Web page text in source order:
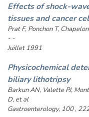
Effects of shock-
tissues and cancer
Prat F, Ponchon T,
- -
Juillet 1991
Physicochemical
biliary lithotripsy
Barkun AN, Valette PJ,
D, et al
Gastroenterology, 100 ,